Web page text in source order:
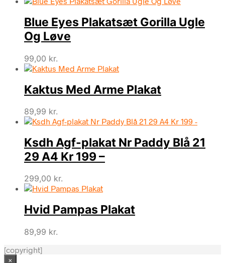
Blue Eyes Plakatsæt Gorilla Ugle
Og Løve
99,00 kr.
Kaktus Med Arme Plakat
89,99 kr.
Ksdh Agf-plakat Nr Paddy Blå 21
29 A4 Kr 199 –
299,00 kr.
Hvid Pampas Plakat
89,99 kr.
[copyright]
×